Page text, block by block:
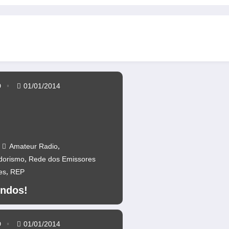
da Ponte 25 abril – CR60A
Amateur Radio,
, Rede dos Emissores
, REP
01/01/2014
01/01/2014